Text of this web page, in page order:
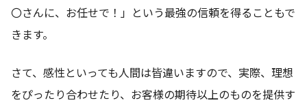
〇さんに、お任せで！」という最強の信頼を得ることもで
きます。
さて、感性といっても人間は皆違いますので、実際、理想
をぴったり合わせたり、お客様の期待以上のものを提供す